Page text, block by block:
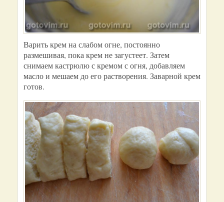
Варить крем на слабом огне, постоянно
размешивая, пока крем не загустеет. Затем
снимаем кастрюлю с кремом с огня, добавляем
масло и мешаем до его растворения. Заварной крем
готов.